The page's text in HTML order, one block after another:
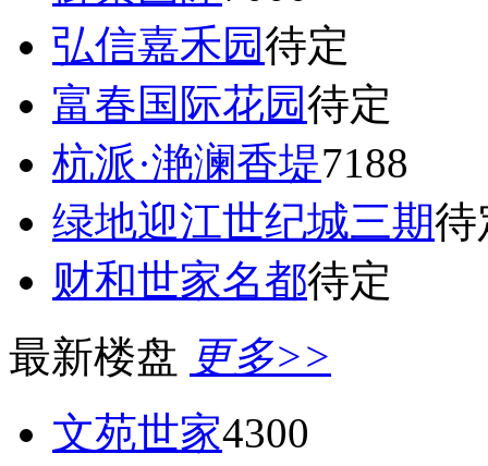
弘信嘉禾园待定
富春国际花园待定
杭派·滟澜香堤7188
绿地迎江世纪城三期待
财和世家名都待定
最新楼盘 更多>>
文苑世家4300